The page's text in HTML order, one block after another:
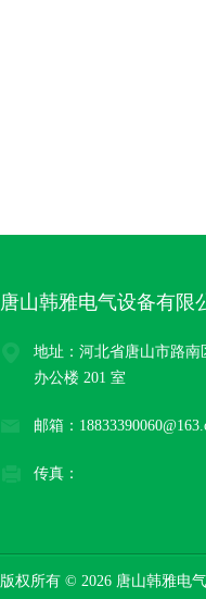
唐山韩雅电气设备有限
地址：河北省唐山市路
办公楼 201 室
邮箱：
传真：
版权所有 © 2026 唐山韩雅电